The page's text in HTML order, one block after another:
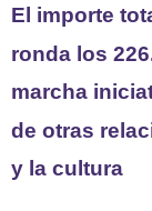
El importe
ronda los
marcha
de otras
y la cultura